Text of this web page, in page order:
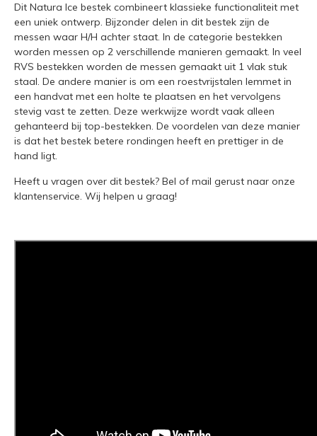
Dit Natura Ice bestek combineert klassieke functionaliteit met
een uniek ontwerp. Bijzonder delen in dit bestek zijn de
messen waar H/H achter staat. In de categorie bestekken
worden messen op 2 verschillende manieren gemaakt. In veel
RVS bestekken worden de messen gemaakt uit 1 vlak stuk
staal. De andere manier is om een roestvrijstalen lemmet in
een handvat met een holte te plaatsen en het vervolgens
stevig vast te zetten. Deze werkwijze wordt vaak alleen
gehanteerd bij top-bestekken. De voordelen van deze manier
is dat het bestek betere rondingen heeft en prettiger in de
hand ligt.
Heeft u vragen over dit bestek? Bel of mail gerust naar onze
klantenservice. Wij helpen u graag!